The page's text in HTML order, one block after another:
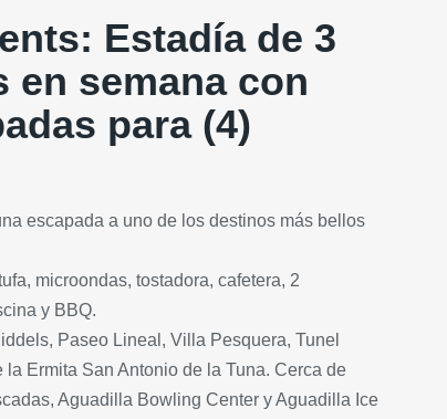
Estadía de 3
en semana con
para (4)
escapada a uno de los destinos más bellos
microondas, tostadora, cafetera, 2
y BBQ.
Paseo Lineal, Villa Pesquera, Tunel
Ermita San Antonio de la Tuna. Cerca de
Aguadilla Bowling Center y Aguadilla Ice